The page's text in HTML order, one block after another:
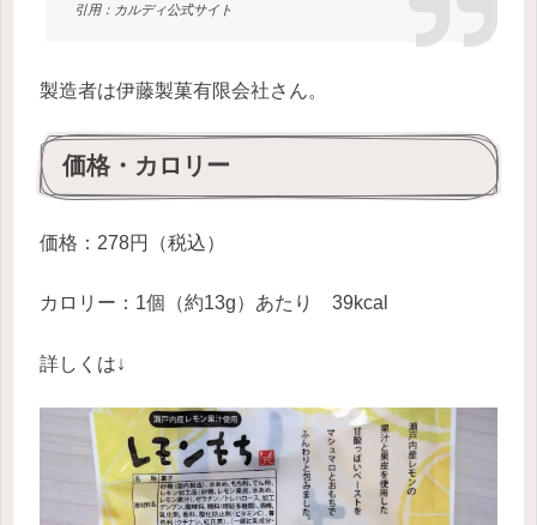
引用：カルディ公式サイト
製造者は伊藤製菓有限会社さん。
価格・カロリー
価格：278円（税込）
カロリー：1個（約13g）あたり 39kcal
詳しくは↓